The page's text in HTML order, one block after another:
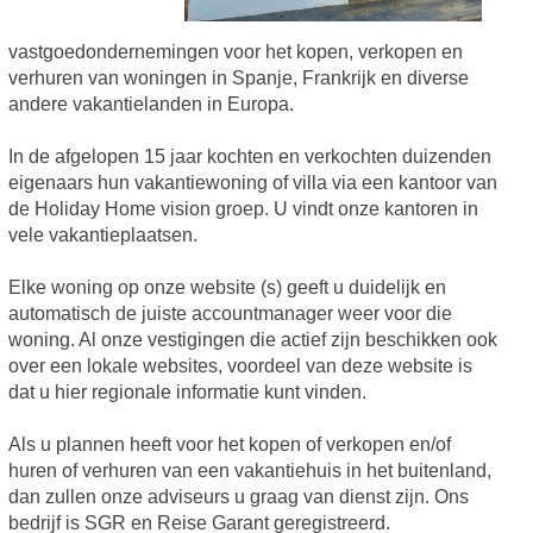
vastgoedondernemingen voor het kopen, verkopen en
verhuren van woningen in Spanje, Frankrijk en diverse
andere vakantielanden in Europa.
In de afgelopen 15 jaar kochten en verkochten duizenden
eigenaars hun vakantiewoning of villa via een kantoor van
de Holiday Home vision groep. U vindt onze kantoren in
vele vakantieplaatsen.
Elke woning op onze website (s) geeft u duidelijk en
automatisch de juiste accountmanager weer voor die
woning. Al onze vestigingen die actief zijn beschikken ook
over een lokale websites, voordeel van deze website is
dat u hier regionale informatie kunt vinden.
Als u plannen heeft voor het kopen of verkopen en/of
huren of verhuren van een vakantiehuis in het buitenland,
dan zullen onze adviseurs u graag van dienst zijn. Ons
bedrijf is SGR en Reise Garant geregistreerd.